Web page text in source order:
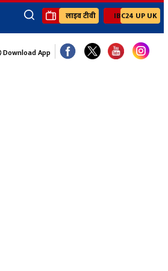
×
Youtube Channels
लाइव टीवी IBC24 UP UK
Download App